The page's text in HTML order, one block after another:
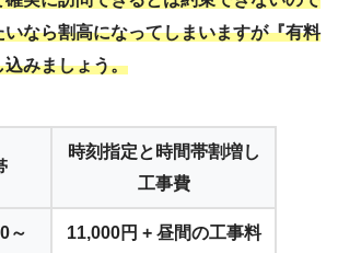
なら割高になってしまいますが『有料
みましょう。
時刻指定と時間帯割増し
工事費
～
11,000円 + 昼間の工事料